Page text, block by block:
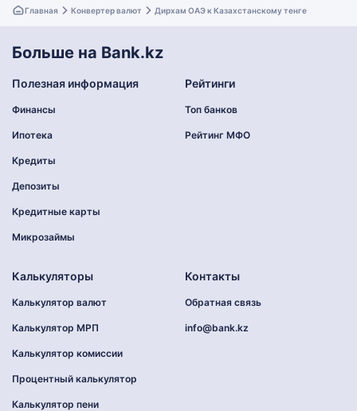
Главная Конвертер валют Дирхам ОАЭ к Казахстанскому тенге
Больше на Bank.kz
Полезная информация
Финансы
Ипотека
Кредиты
Депозиты
Кредитные карты
Микрозаймы
Рейтинги
Топ банков
Рейтинг МФО
Калькуляторы
Калькулятор валют
Калькулятор МРП
Калькулятор комиссии
Процентный калькулятор
Калькулятор пени
Контакты
Обратная связь
info@bank.kz